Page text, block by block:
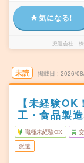
気になる!
派遣会社
未読 掲載日 2026/
【未経験
工・食品製
職種未経験OK
派遣